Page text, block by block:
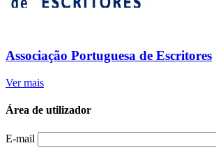
Associação Portuguesa de Escritores
Ver mais
Área de utilizador
E-mail